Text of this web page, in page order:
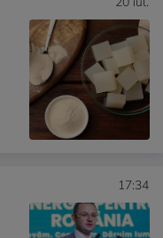
17:34